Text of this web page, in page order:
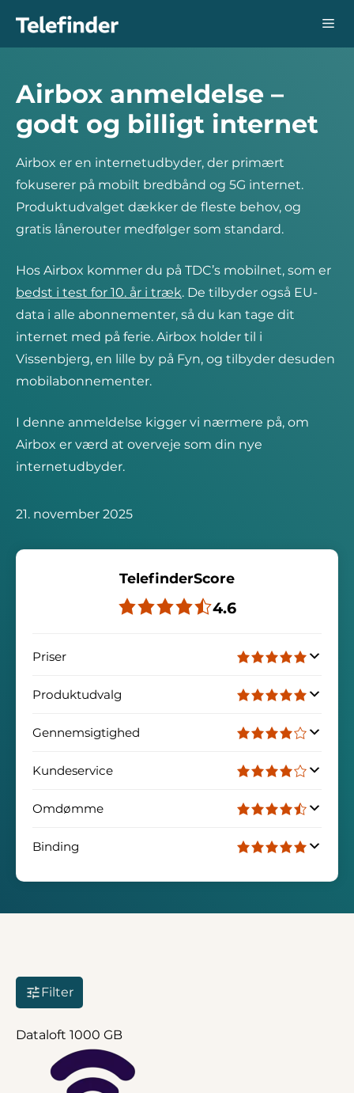
Airbox anmeldelse –
godt og billigt internet
Airbox er en internetudbyder, der primært
fokuserer på mobilt bredbånd og 5G internet.
Produktudvalget dækker de fleste behov, og
gratis lånerouter medfølger som standard.
Hos Airbox kommer du på TDC’s mobilnet, som er
bedst i test for 10. år i træk. De tilbyder også EU-
data i alle abonnementer, så du kan tage dit
internet med på ferie. Airbox holder til i
Vissenbjerg, en lille by på Fyn, og tilbyder desuden
mobilabonnementer.
I denne anmeldelse kigger vi nærmere på, om
Airbox er værd at overveje som din nye
internetudbyder.
21. november 2025
TelefinderScore
4.6
Priser
Produktudvalg
Gennemsigtighed
Kundeservice
Omdømme
Binding
Filter
Dataloft 1000 GB